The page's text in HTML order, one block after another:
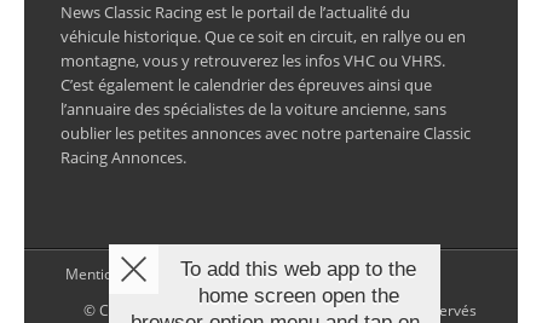
News Classic Racing est le portail de l’actualité du
véhicule historique. Que ce soit en circuit, en rallye ou en
montagne, vous y retrouverez les infos VHC ou VHRS.
C’est également le calendrier des épreuves ainsi que
l’annuaire des spécialistes de la voiture ancienne, sans
oublier les petites annonces avec notre partenaire Classic
Racing Annonces.
Mentions légales
© Copyright 2026 NewsClassicRacing, tous droits réservés
To add this web app to the
home screen open the